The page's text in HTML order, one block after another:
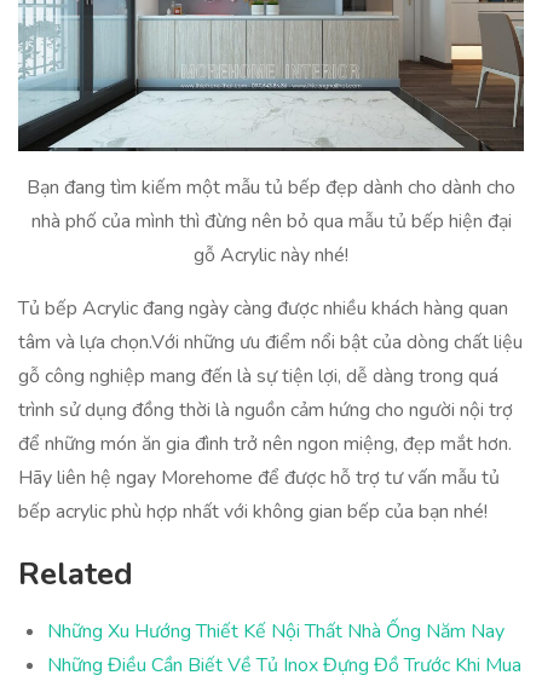
Bạn đang tìm kiếm một mẫu tủ bếp đẹp dành cho dành cho
nhà phố của mình thì đừng nên bỏ qua mẫu tủ bếp hiện đại
gỗ Acrylic này nhé!
Tủ bếp Acrylic đang ngày càng được nhiều khách hàng quan
tâm và lựa chọn.Với những ưu điểm nổi bật của dòng chất liệu
gỗ công nghiệp mang đến là sự tiện lợi, dễ dàng trong quá
trình sử dụng đồng thời là nguồn cảm hứng cho người nội trợ
để những món ăn gia đình trở nên ngon miệng, đẹp mắt hơn.
Hãy liên hệ ngay Morehome để được hỗ trợ tư vấn mẫu tủ
bếp acrylic phù hợp nhất với không gian bếp của bạn nhé!
Related
Những Xu Hướng Thiết Kế Nội Thất Nhà Ống Năm Nay
Những Điều Cần Biết Về Tủ Inox Đựng Đồ Trước Khi Mua